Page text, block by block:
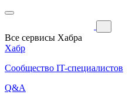
Все сервисы Хабра
Хабр
Сообщество IT-специалистов
Q&A